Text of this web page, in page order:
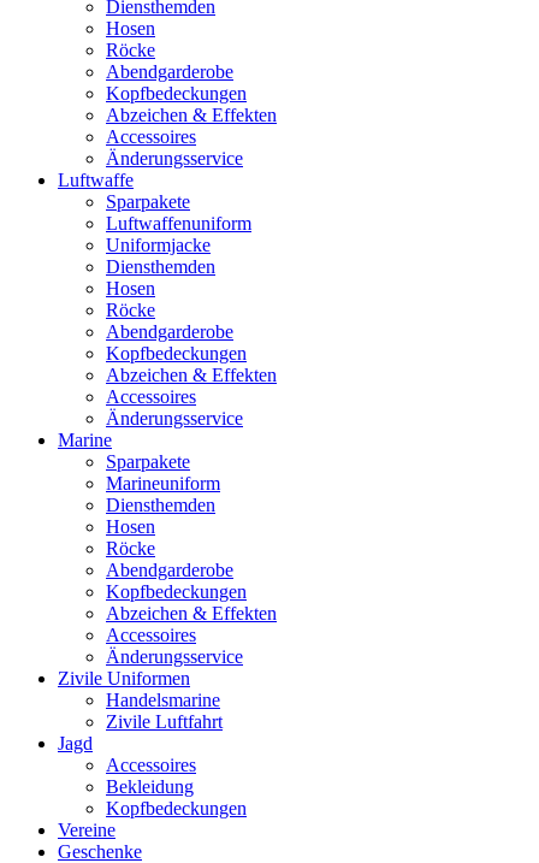
Diensthemden
Hosen
Röcke
Abendgarderobe
Kopfbedeckungen
Abzeichen & Effekten
Accessoires
Änderungsservice
Luftwaffe
Sparpakete
Luftwaffenuniform
Uniformjacke
Diensthemden
Hosen
Röcke
Abendgarderobe
Kopfbedeckungen
Abzeichen & Effekten
Accessoires
Änderungsservice
Marine
Sparpakete
Marineuniform
Diensthemden
Hosen
Röcke
Abendgarderobe
Kopfbedeckungen
Abzeichen & Effekten
Accessoires
Änderungsservice
Zivile Uniformen
Handelsmarine
Zivile Luftfahrt
Jagd
Accessoires
Bekleidung
Kopfbedeckungen
Vereine
Geschenke